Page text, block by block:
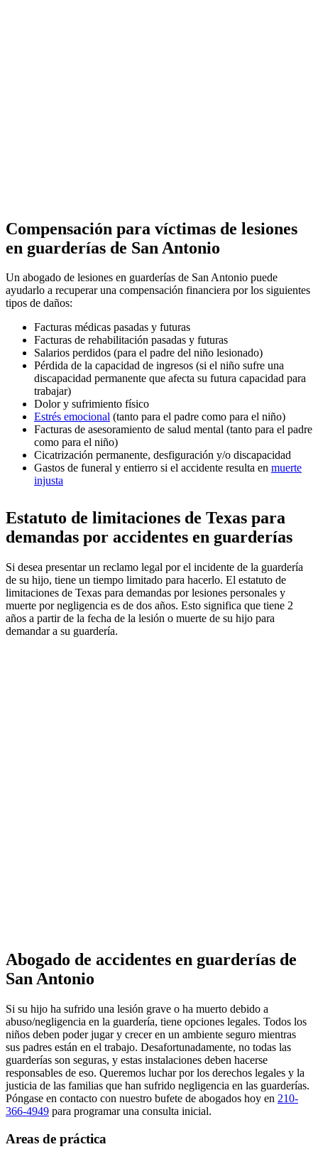
Compensación para víctimas de lesiones
en guarderías de San Antonio
Un abogado de lesiones en guarderías de San Antonio puede
ayudarlo a recuperar una compensación financiera por los siguientes
tipos de daños:
Facturas médicas pasadas y futuras
Facturas de rehabilitación pasadas y futuras
Salarios perdidos (para el padre del niño lesionado)
Pérdida de la capacidad de ingresos (si el niño sufre una
discapacidad permanente que afecta su futura capacidad para
trabajar)
Dolor y sufrimiento físico
Estrés emocional (tanto para el padre como para el niño)
Facturas de asesoramiento de salud mental (tanto para el padre
como para el niño)
Cicatrización permanente, desfiguración y/o discapacidad
Gastos de funeral y entierro si el accidente resulta en muerte
injusta
Estatuto de limitaciones de Texas para
demandas por accidentes en guarderías
Si desea presentar un reclamo legal por el incidente de la guardería
de su hijo, tiene un tiempo limitado para hacerlo. El estatuto de
limitaciones de Texas para demandas por lesiones personales y
muerte por negligencia es de dos años. Esto significa que tiene 2
años a partir de la fecha de la lesión o muerte de su hijo para
demandar a su guardería.
Abogado de accidentes en guarderías de
San Antonio
Si su hijo ha sufrido una lesión grave o ha muerto debido a
abuso/negligencia en la guardería, tiene opciones legales. Todos los
niños deben poder jugar y crecer en un ambiente seguro mientras
sus padres están en el trabajo. Desafortunadamente, no todas las
guarderías son seguras, y estas instalaciones deben hacerse
responsables de eso. Queremos luchar por los derechos legales y la
justicia de las familias que han sufrido negligencia en las guarderías.
Póngase en contacto con nuestro bufete de abogados hoy en 210-
366-4949 para programar una consulta inicial.
Areas de práctica